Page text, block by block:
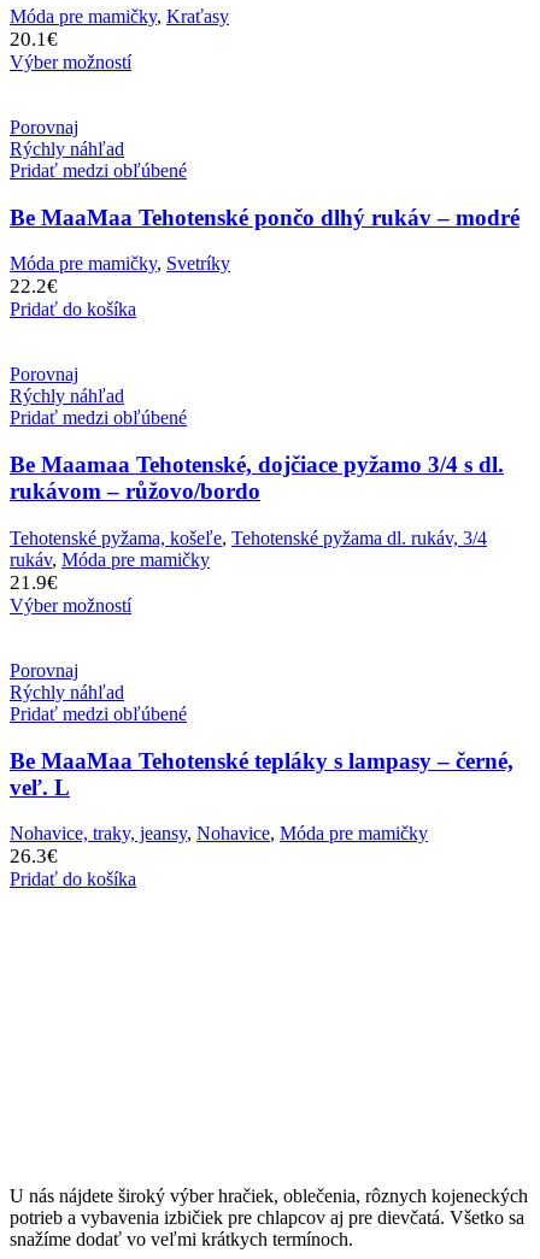
Móda pre mamičky, Kraťasy
20.1€
Výber možností
Porovnaj
Rýchly náhľad
Pridať medzi obľúbené
Be MaaMaa Tehotenské pončo dlhý rukáv – modré
Móda pre mamičky, Svetríky
22.2€
Pridať do košíka
Porovnaj
Rýchly náhľad
Pridať medzi obľúbené
Be Maamaa Tehotenské, dojčiace pyžamo 3/4 s dl.
rukávom – růžovo/bordo
Tehotenské pyžama, košeľe, Tehotenské pyžama dl. rukáv, 3/4
rukáv, Móda pre mamičky
21.9€
Výber možností
Porovnaj
Rýchly náhľad
Pridať medzi obľúbené
Be MaaMaa Tehotenské tepláky s lampasy – černé,
veľ. L
Nohavice, traky, jeansy, Nohavice, Móda pre mamičky
26.3€
Pridať do košíka
U nás nájdete široký výber hračiek, oblečenia, rôznych kojeneckých
potrieb a vybavenia izbičiek pre chlapcov aj pre dievčatá. Všetko sa
snažíme dodať vo veľmi krátkych termínoch.